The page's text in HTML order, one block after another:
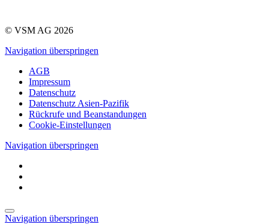
© VSM AG 2026
Navigation überspringen
AGB
Impressum
Datenschutz
Datenschutz Asien-Pazifik
Rückrufe und Beanstandungen
Cookie-Einstellungen
Navigation überspringen
Navigation überspringen